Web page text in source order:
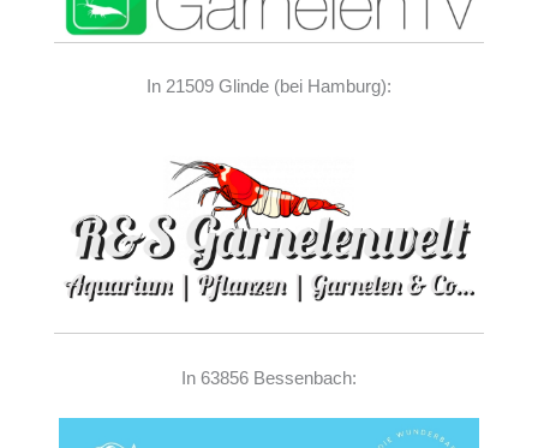
In 21509 Glinde (bei Hamburg):
In 63856 Bessenbach: